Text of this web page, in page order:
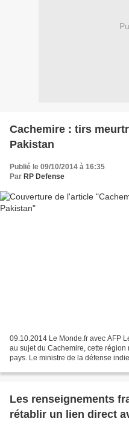
Cachemire : tirs
Pakistan
Publié le 09/10/2014 à 16:35
Par RP Defense
09.10.2014 Le Monde.fr avec AFP
au sujet du Cachemire, cette
pays. Le ministre de la défense
Les renseignements
rétablir un lien direct